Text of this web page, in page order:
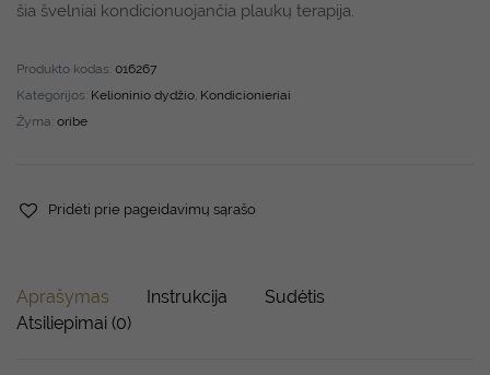
šia švelniai kondicionuojančia plaukų terapija.
Produkto kodas: 016267
Kategorijos: Kelioninio dydžio, Kondicionieriai
Žyma: oribe
Pridėti prie pageidavimų sąrašo
Aprašymas Instrukcija
Sudėtis
Atsiliepimai (0)